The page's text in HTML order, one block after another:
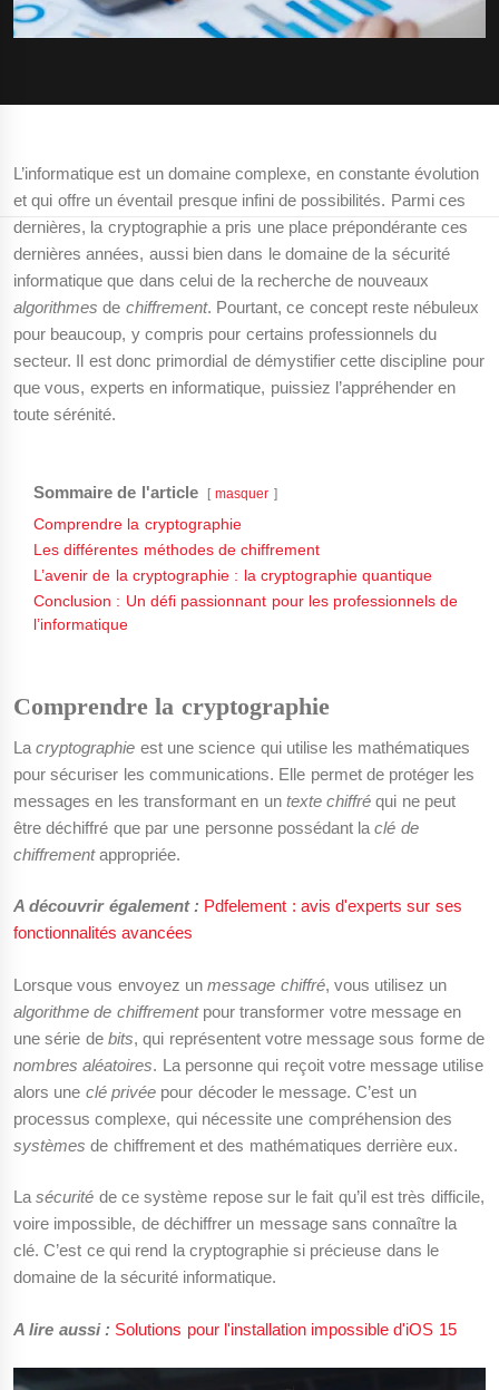
L’informatique est un domaine complexe, en constante évolution
et qui offre un éventail presque infini de possibilités. Parmi ces
dernières, la cryptographie a pris une place prépondérante ces
dernières années, aussi bien dans le domaine de la sécurité
informatique que dans celui de la recherche de nouveaux
algorithmes de chiffrement. Pourtant, ce concept reste nébuleux
pour beaucoup, y compris pour certains professionnels du
secteur. Il est donc primordial de démystifier cette discipline pour
que vous, experts en informatique, puissiez l’appréhender en
toute sérénité.
Sommaire de l'article masquer
Comprendre la cryptographie
Les différentes méthodes de chiffrement
L’avenir de la cryptographie : la cryptographie quantique
Conclusion : Un défi passionnant pour les professionnels de
l’informatique
Comprendre la cryptographie
Lacryptographie est une science qui utilise les mathématiques
pour sécuriser les communications. Elle permet de protéger les
messages en les transformant en un texte chiffré qui ne peut
être déchiffré que par une personne possédant laclé de
chiffrementappropriée.
A découvrir également : Pdfelement : avis d'experts sur ses
fonctionnalités avancées
Lorsque vous envoyez unmessage chiffré, vous utilisez un
algorithme de chiffrementpour transformer votre message en
une série de bits, qui représentent votre message sous forme de
nombres aléatoires. La personne qui reçoit votre message utilise
alors une clé privéepour décoder le message. C’est un
processus complexe, qui nécessite une compréhension des
systèmes de chiffrement et des mathématiques derrière eux.
Lasécurité de ce système repose sur le fait qu’il est très difficile,
voire impossible, de déchiffrer un message sans connaître la
clé. C’est ce qui rend la cryptographie si précieuse dans le
domaine de la sécurité informatique.
A lire aussi : Solutions pour l'installation impossible d'iOS 15